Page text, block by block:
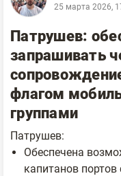
25 марта 2026,
Патрушев:
запрашивать
флагом
группами
Патрушев:
Обеспечена
капитанов